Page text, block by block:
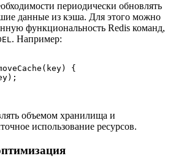
периодически обновлять
данные из кэша. Для этого можно
функциональность Redis команд,
. Например:
{
объемом хранилища и
использование ресурсов.